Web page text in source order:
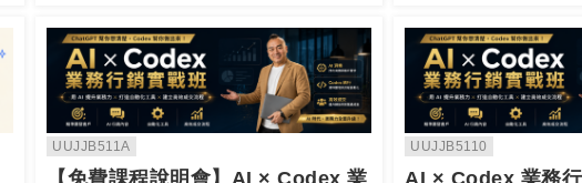
UUJJB511A UUJJB5110